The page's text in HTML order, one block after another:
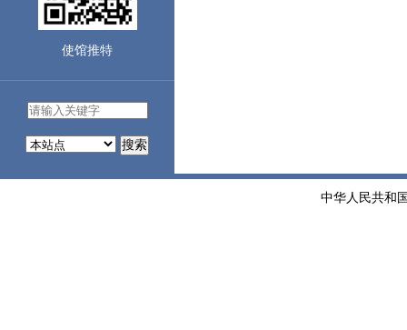
使馆推特
搜索
中华人民共和